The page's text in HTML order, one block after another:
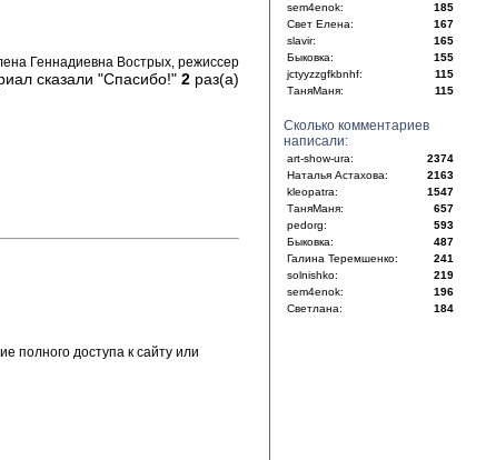
Геннадиевна Вострых, режиссер
сказали "Спасибо!" 2 раз(а)
полного доступа к сайту или
sem4enok:
185
Свет Елена:
167
slavir:
165
Быковка:
155
jctyyzzgfkbnhf:
115
ТаняМаня:
115
Сколько комментариев
написали:
art-show-ura:
2374
Наталья Астахова:
2163
kleopatra:
1547
ТаняМаня:
657
pedorg:
593
Быковка:
487
Галина Теремшенко:
241
solnishko:
219
sem4enok:
196
Светлана:
184